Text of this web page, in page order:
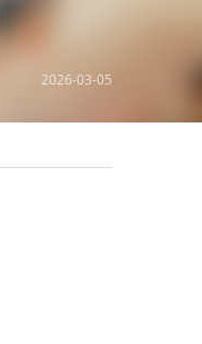
2026-03-05